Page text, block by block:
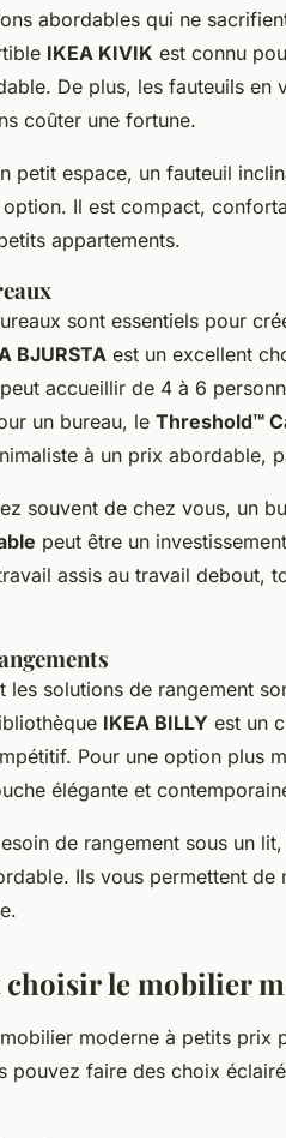
abordables qui ne
IKEA KIVIK est connu
De plus, les fauteuils en
coûter une fortune.
petit espace, un fauteuil
option. Il est compact,
appartements.
sont essentiels pour
BJURSTA est un excellent
accueillir de 4 à 6
un bureau, le Threshold™
à un prix abordable,
souvent de chez vous, un
peut être un
assis au travail debout,
les solutions de rangement
IKEA BILLY est un
Pour une option plus
élégante et
de rangement sous un
Ils vous permettent
choisir le mobilier
moderne à petits prix
pouvez faire des choix